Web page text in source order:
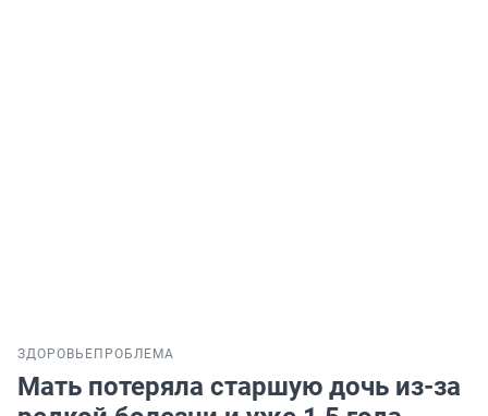
ЗДОРОВЬЕ ПРОБЛЕМА
Мать потеряла старшую дочь из-за